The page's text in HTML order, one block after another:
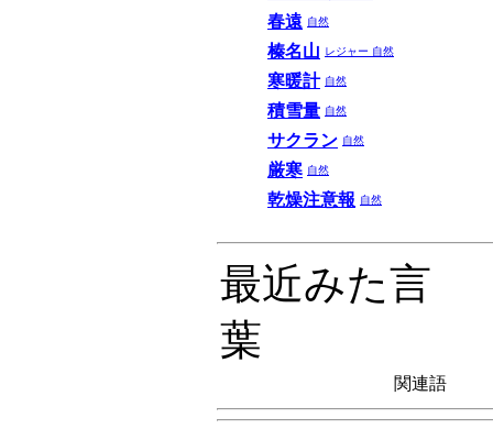
春遠 自然
榛名山 レジャー 自然
寒暖計 自然
積雪量 自然
サクラン 自然
厳寒 自然
乾燥注意報 自然
最近みた言
葉
関連語